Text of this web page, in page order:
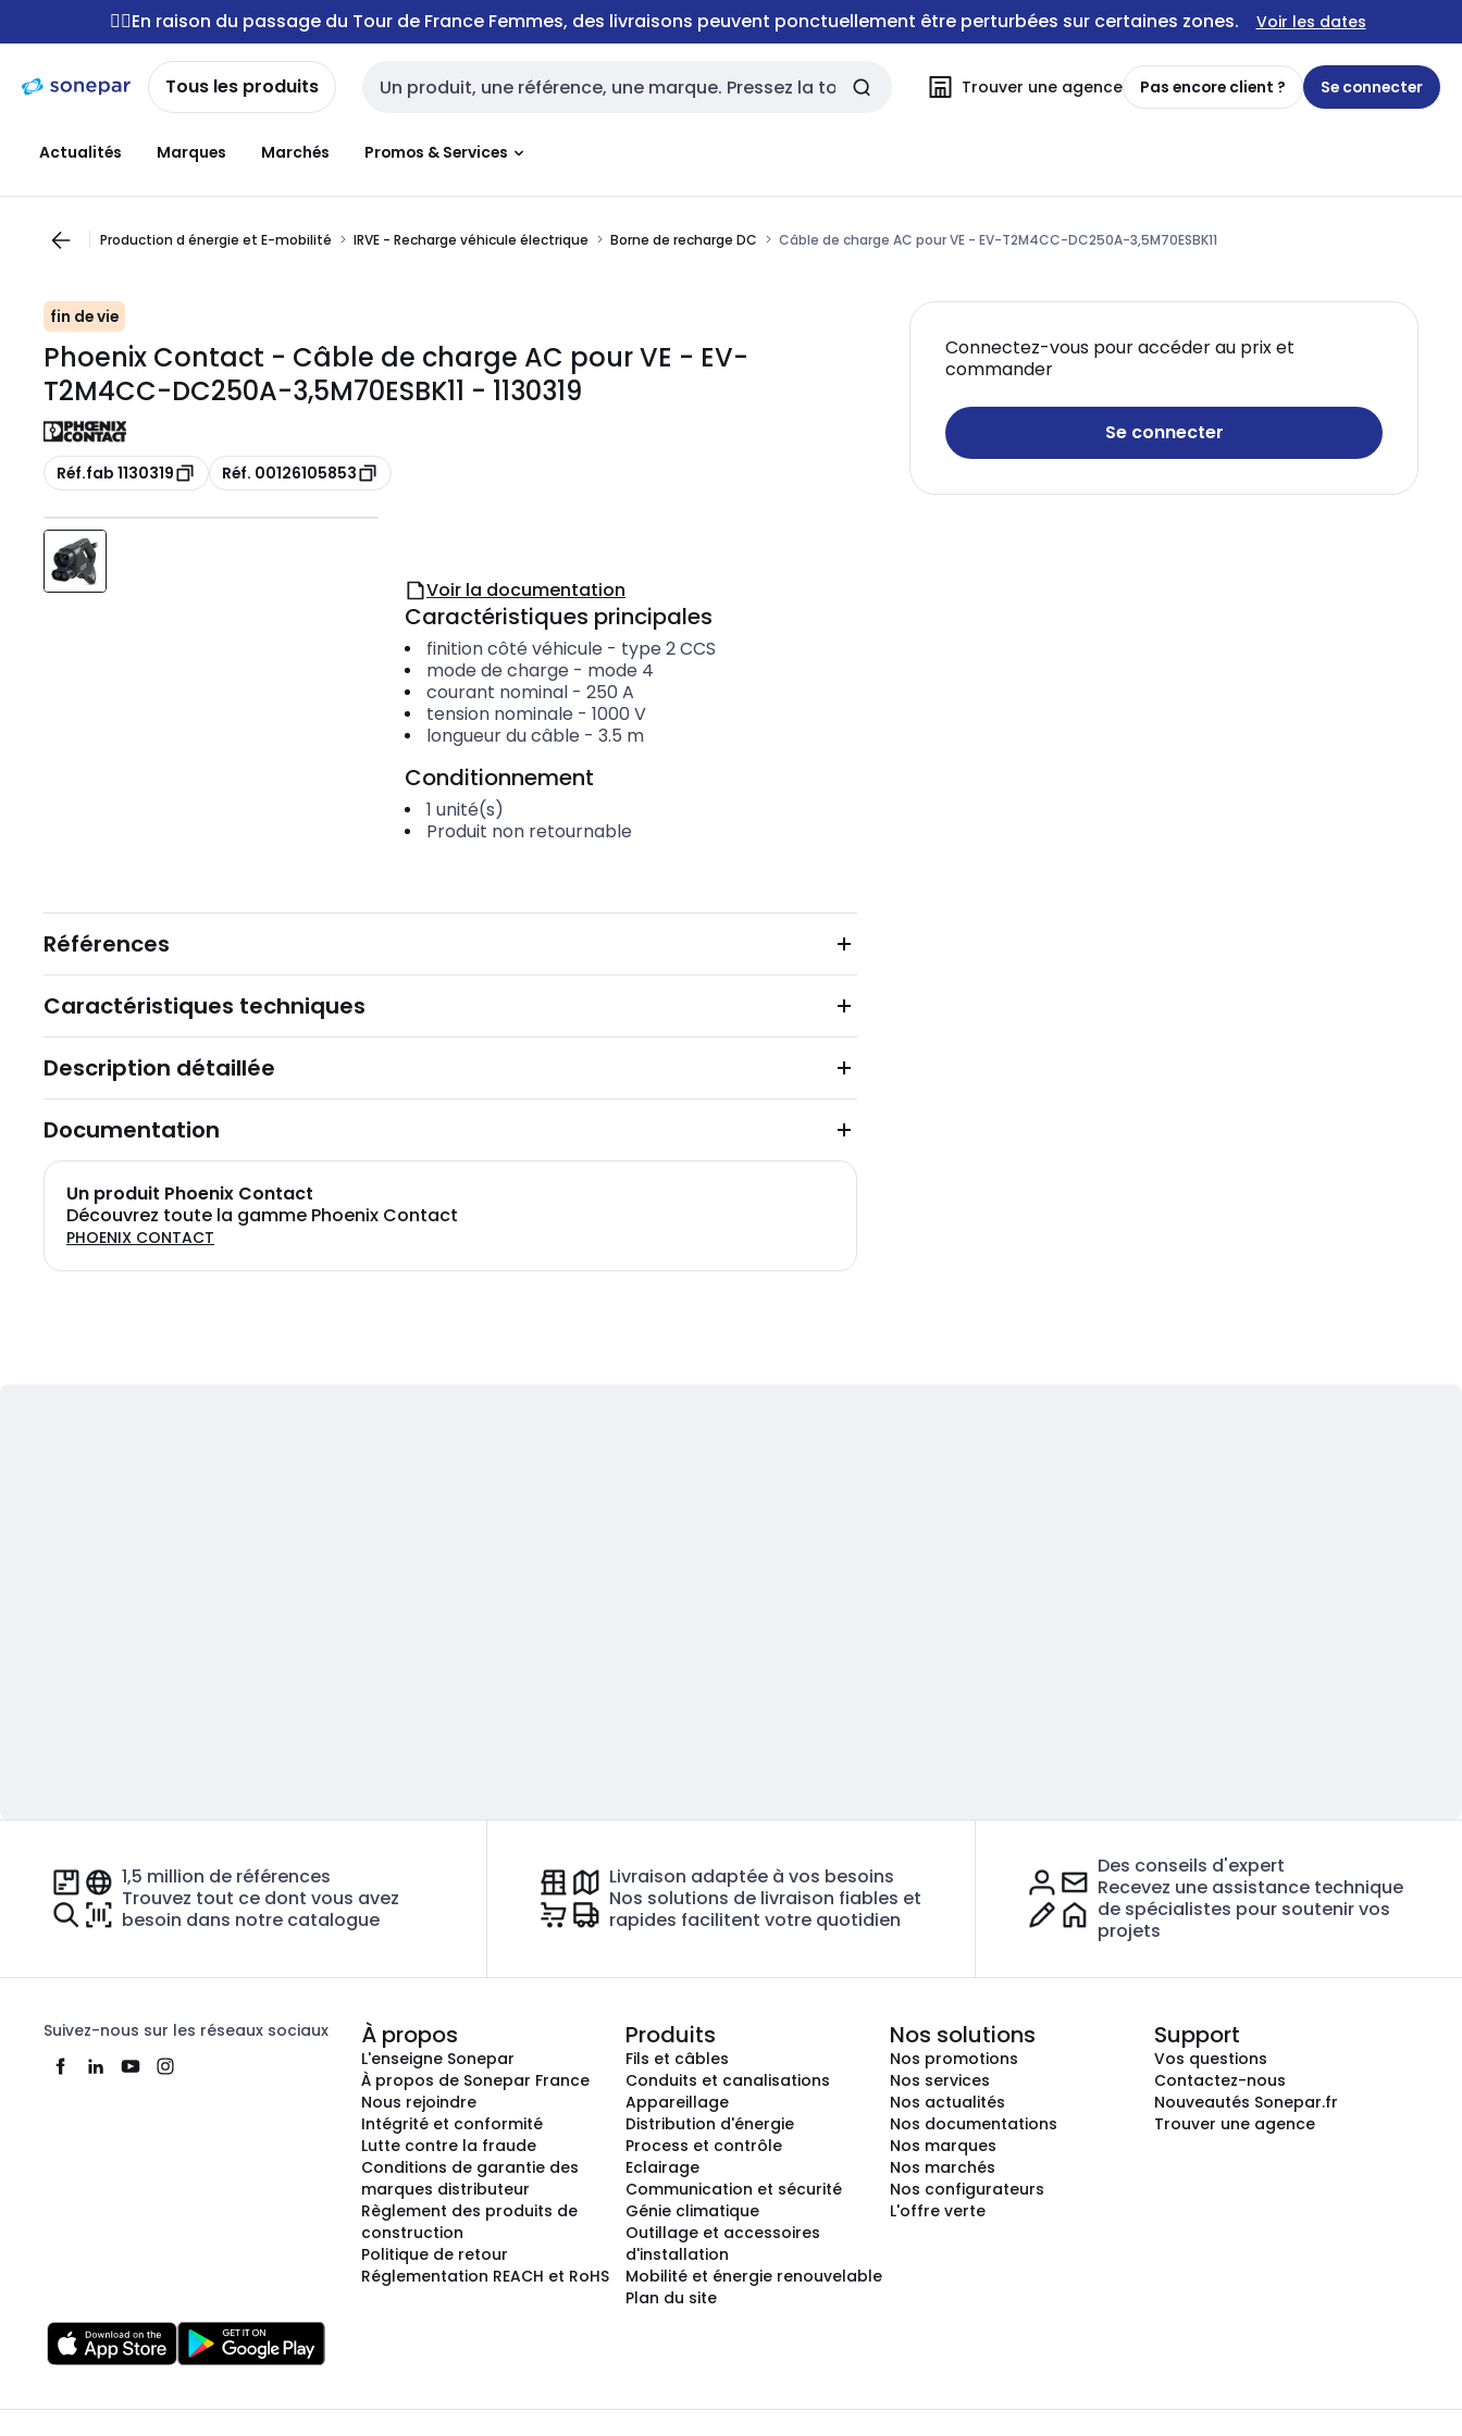
navigation
Passer
au
contenu
🚴‍♂️En raison du passage du Tour de France Femmes, des livraisons peuvent ponctuellement être perturbées sur certaines zones. Voir les dates
Tous les produits Entrée de recherche Trouver une agence Pas encore client ? Se connecter
Actualités Marques Marchés Promos & Services
Production d énergie et E-mobilité IRVE - Recharge véhicule électrique Borne de recharge DC Câble de charge AC pour VE - EV-T2M4CC-DC250A-3,5M70ESBK11
fin de vie
Phoenix Contact - Câble de charge AC pour VE - EV-
T2M4CC-DC250A-3,5M70ESBK11 - 1130319
Copie
Réf.fab 1130319 Copie
Réf. 00126105853
Connectez-vous pour accéder au prix et
commander
Se connecter
Voir la documentation
Caractéristiques principales
finition côté véhicule - type 2 CCS
mode de charge - mode 4
courant nominal- 250 A
tension nominale - 1000 V
longueur du câble - 3.5 m
Conditionnement
1 unité(s)
Produit non retournable
Références
Caractéristiques techniques
Description détaillée
Documentation
Un produit Phoenix Contact
Découvrez toute la gamme Phoenix Contact
PHOENIX CONTACT
1,5 million de références
Trouvez tout ce dont vous avez
besoin dans notre catalogue
Livraison adaptée à vos besoins
Nos solutions de livraison fiables et
rapides facilitent votre quotidien
Des conseils d'expert
Recevez une assistance technique
de spécialistes pour soutenir vos
projets
Suivez-nous sur les réseaux sociaux À propos
L'enseigne Sonepar
À propos de Sonepar France
Nous rejoindre
Intégrité et conformité
Lutte contre la fraude
Conditions de garantie des
marques distributeur
Règlement des produits de
construction
Politique de retour
Réglementation REACH et RoHS
Produits
Fils et câbles
Conduits et canalisations
Appareillage
Distribution d'énergie
Process et contrôle
Eclairage
Communication et sécurité
Génie climatique
Outillage et accessoires
d'installation
Mobilité et énergie renouvelable
Plan du site
Nos solutions
Nos promotions
Nos services
Nos actualités
Nos documentations
Nos marques
Nos marchés
Nos configurateurs
L'offre verte
Support
Vos questions
Contactez-nous
Nouveautés Sonepar.fr
Trouver une agence